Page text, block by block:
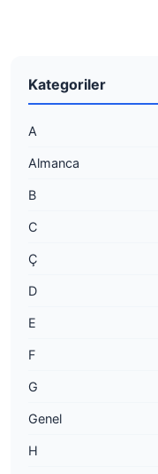
Kategoriler
A
Almanca
B
C
Ç
D
E
F
G
Genel
H